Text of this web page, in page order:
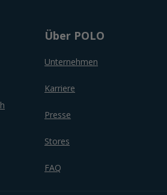
Über POLO
Unternehmen
Karriere
Presse
Stores
FAQ